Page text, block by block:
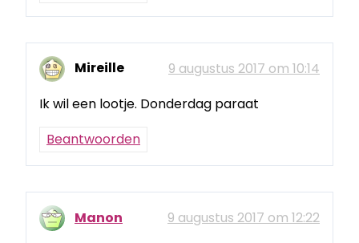
Mireille
9 augustus 2017 om 10:14
Ik wil een lootje. Donderdag paraat
Beantwoorden
Manon
9 augustus 2017 om 12:22